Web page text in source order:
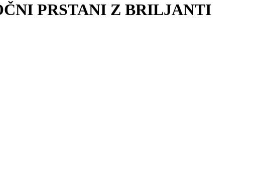
PRSTANI Z BRILJANTI